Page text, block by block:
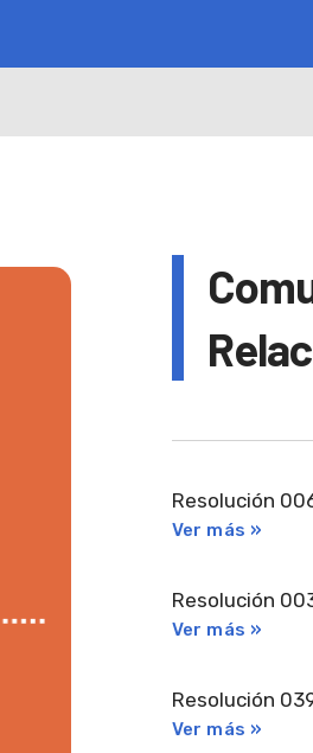
Resolución
Ver más »
Resolución
Ver más »
Resolución
Ver más »